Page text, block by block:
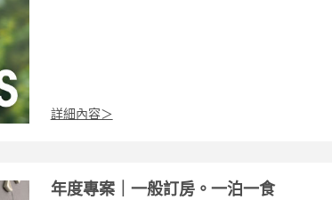
詳細內容＞
年度專案｜一般訂房。一泊一食